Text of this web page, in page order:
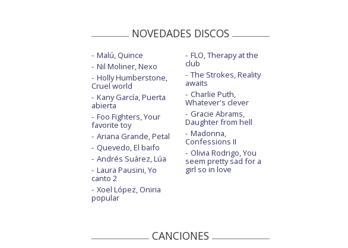
NOVEDADES DISCOS
Malú, Quince
Nil Moliner, Nexo
Holly Humberstone,
Cruel world
Kany García, Puerta
abierta
Foo Fighters, Your
favorite toy
Ariana Grande, Petal
Quevedo, El baifo
Andrés Suárez, Lúa
Laura Pausini, Yo
canto 2
Xoel López, Oniria
popular
FLO, Therapy at the
club
The Strokes, Reality
awaits
Charlie Puth,
Whatever's clever
Gracie Abrams,
Daughter from hell
Madonna,
Confessions II
Olivia Rodrigo, You
seem pretty sad for a
girl so in love
CANCIONES